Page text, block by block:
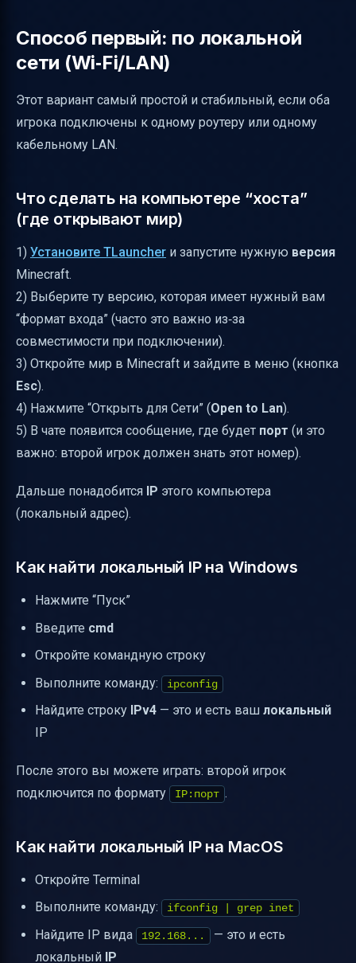
Способ первый: по локальной
сети (Wi‑Fi/LAN)
Этот вариант самый простой и стабильный, если оба
игрока подключены к одному роутеру или одному
кабельному LAN.
Что сделать на компьютере “хоста”
(где открывают мир)
1) Установите TLauncher и запустите нужную версия
Minecraft.
2) Выберите ту версию, которая имеет нужный вам
“формат входа” (часто это важно из‑за
совместимости при подключении).
3) Откройте мир в Minecraft и зайдите в меню (кнопка
Esc).
4) Нажмите “Открыть для Сети” (Open to Lan).
5) В чате появится сообщение, где будет порт (и это
важно: второй игрок должен знать этот номер).
Дальше понадобится IP этого компьютера
(локальный адрес).
Как найти локальный IP на Windows
Нажмите “Пуск”
Введите cmd
Откройте командную строку
Выполните команду:
ipconfig
Найдите строку IPv4 — это и есть ваш локальный
IP
После этого вы можете играть: второй игрок
подключится по формату
IP:порт .
Как найти локальный IP на MacOS
Откройте Terminal
Выполните команду:
ifconfig | grep inet
Найдите IP вида 192.168...
— это и есть
локальный IP